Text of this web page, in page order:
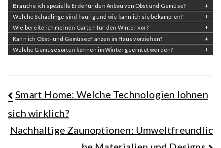
Brauche ich spezielle Erde für den Anbau von Obst und Gemüse?
Welche Schädlinge sind häufig und wie kann ich sie bekämpfen?
Wie bereite ich meinen Garten für den Winter vor?
Kann ich Obst- und Gemüsepflanzen im Haus vorziehen?
Welche Gemüsesorten können im Winter geerntet werden?
Beitragsnavigation
Smart Home: Welche Technologien lohnen
sich wirklich?
Nachhaltige Zaunoptionen: Umweltfreundlic